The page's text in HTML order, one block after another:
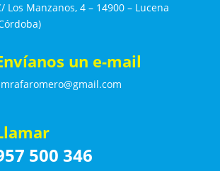
Los Manzanos, 4 – 14900 – Lucena
un e-mail
500 346